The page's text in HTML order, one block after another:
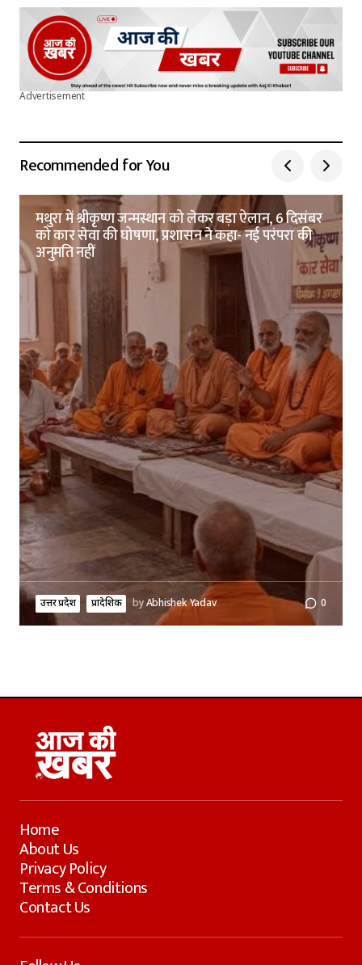
Advertisement
Recommended for You
मथुरा में श्रीकृष्ण जन्मस्थान को लेकर बड़ा ऐलान, 6 दिसंबर
को कार सेवा की घोषणा, प्रशासन ने कहा- नई परंपरा की
अनुमति नहीं
उत्तर प्रदेश प्रादेशिक byAbhishek Yadav 0
Home
About Us
Privacy Policy
Terms & Conditions
Contact Us